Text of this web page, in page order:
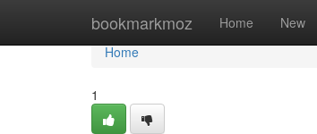
bookmarkmoz Home New
Home
Home
1